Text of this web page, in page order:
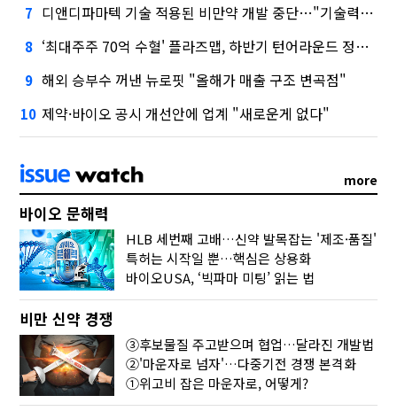
7 디앤디파마텍 기술 적용된 비만약 개발 중단…"기술력 문제 아냐"
8 ‘최대주주 70억 수혈' 플라즈맵, 하반기 턴어라운드 정조준
9 해외 승부수 꺼낸 뉴로핏 "올해가 매출 구조 변곡점"
10 제약·바이오 공시 개선안에 업계 "새로운게 없다"
more
바이오 문해력
HLB 세번째 고배…신약 발목잡는 '제조·품질'
특허는 시작일 뿐…핵심은 상용화
바이오USA, ‘빅파마 미팅’ 읽는 법
비만 신약 경쟁
③후보물질 주고받으며 협업…달라진 개발법
②'마운자로 넘자'…다중기전 경쟁 본격화
①위고비 잡은 마운자로, 어떻게?